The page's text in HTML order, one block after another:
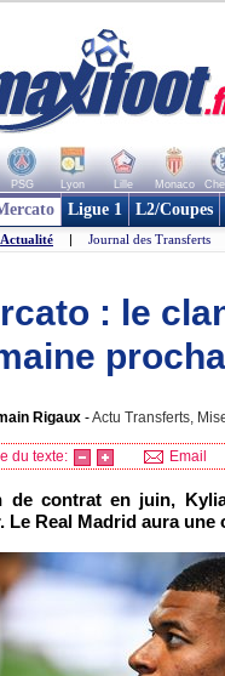
PSG Lyon Lille Monaco
Ligue 1 L2/Coupes
Actualité | Journal des Transferts
: le
Rigaux -Actu Transferts,
du texte: Email
de contrat en juin,
Le Real Madrid aura